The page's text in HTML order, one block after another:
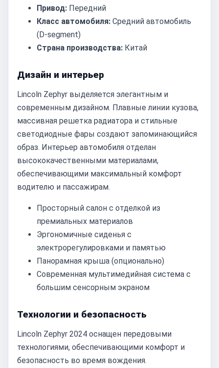
Привод: Передний
Класс автомобиля: Средний автомобиль
(D-segment)
Страна производства: Китай
Дизайн и интерьер
Lincoln Zephyr выделяется элегантным и
современным дизайном. Плавные линии кузова,
массивная решетка радиатора и стильные
светодиодные фары создают запоминающийся
образ. Интерьер автомобиля отделан
высококачественными материалами,
обеспечивающими максимальный комфорт
водителю и пассажирам.
Просторный салон с отделкой из
премиальных материалов
Эргономичные сиденья с
электрорегулировками и памятью
Панорамная крыша (опционально)
Современная мультимедийная система с
большим сенсорным экраном
Технологии и безопасность
Lincoln Zephyr 2024 оснащен передовыми
технологиями, обеспечивающими комфорт и
безопасность во время вождения.